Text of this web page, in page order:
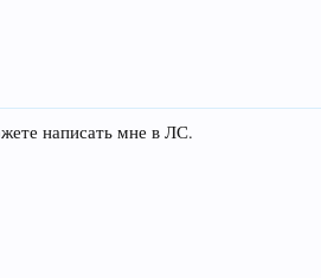
написать мне в ЛС.